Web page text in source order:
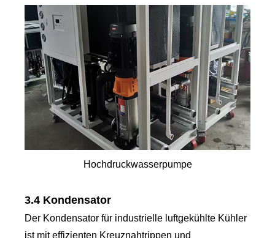
Hochdruckwasserpumpe
3.4 Kondensator
Der Kondensator für industrielle luftgekühlte Kühler
ist mit effizienten Kreuznahtrippen und